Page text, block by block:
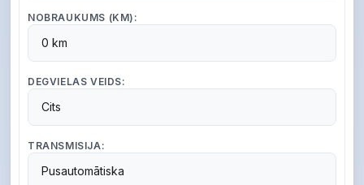
NOBRAUKUMS (KM):
0 km
DEGVIELAS VEIDS:
Cits
TRANSMISIJA:
Pusautomātiska